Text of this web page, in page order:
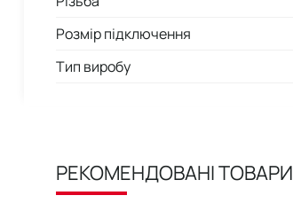
Розмір підключення
Тип виробу
РЕКОМЕНДОВАНІ ТОВАРИ